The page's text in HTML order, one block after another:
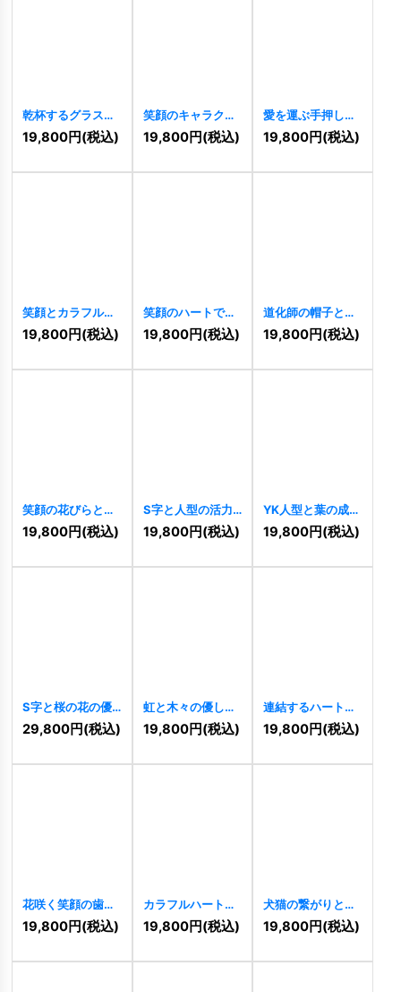
乾杯するグラスの
優雅なロゴ
11374 ]
19,800円(税込)
笑顔のキャラクタ
ーと「イエア」の
ロゴ 11321]
19,800円(税込)
愛を運ぶ手押し車
のハッピーロゴ
11289 ]
19,800円(税込)
笑顔とカラフルな
子供のロゴ
11230 ]
19,800円(税込)
笑顔のハートで綴
る幸福のクローバ
ーロゴ [11077]
19,800円(税込)
道化師の帽子と星
の楽しいロゴ
10314 ]
19,800円(税込)
笑顔の花びらとカ
ラフルなコミュニ
ティロゴ
10307]
19,800円(税込)
S字と人型の活力
ロゴ[10222]
19,800円(税込)
YK人型と葉の成長
ロゴ[10241]
19,800円(税込)
S字と桜の花の優
美なロゴ[10262 ]
29,800円(税込)
虹と木々の優しい
風景ロゴ [10282 ]
19,800円(税込)
連結するハートと
カラフルドットの
優しいロゴ
19,800円(税込)
花咲く笑顔の歯の
ロゴ[10105]
19,800円(税込)
カラフルハートツ
リーロゴ [11003 ]
19,800円(税込)
犬猫の繋がりと植
物のロゴ[10994]
19,800円(税込)